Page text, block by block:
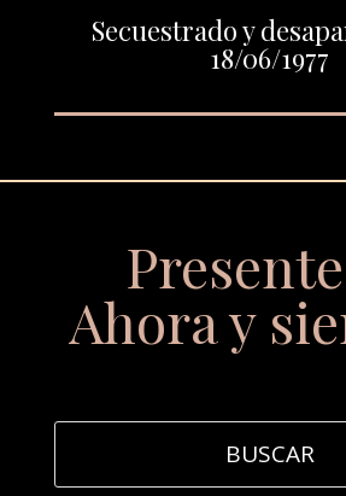
Secuestrado y
18/06/1977
Ahora y